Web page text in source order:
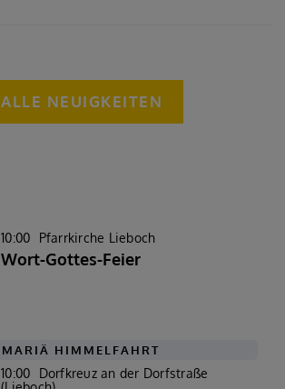
ALLE NEUIGKEITEN
10:00 Pfarrkirche Lieboch
Wort-Gottes-Feier
MARIÄ HIMMELFAHRT
10:00
Dorfkreuz an der Dorfstraße